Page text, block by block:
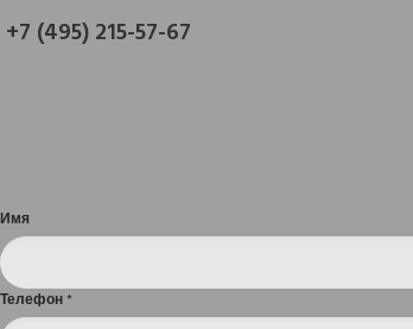
+7 (495) 215-57-67
Имя
Телефон *